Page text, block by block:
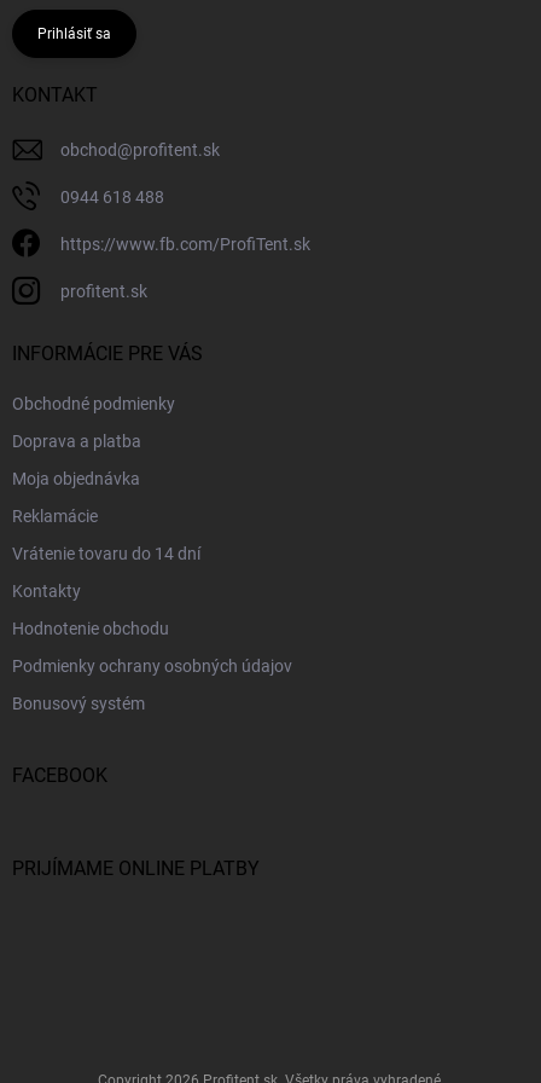
Prihlásiť sa
KONTAKT
obchod@profitent.sk
0944 618 488
https://www.fb.com/ProfiTent.sk
profitent.sk
INFORMÁCIE PRE VÁS
Obchodné podmienky
Doprava a platba
Moja objednávka
Reklamácie
Vrátenie tovaru do 14 dní
Kontakty
Hodnotenie obchodu
Podmienky ochrany osobných údajov
Bonusový systém
FACEBOOK
PRIJÍMAME ONLINE PLATBY